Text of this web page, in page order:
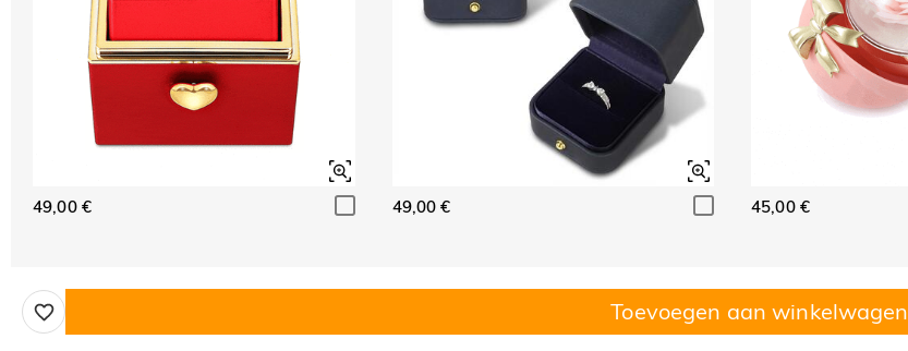
49,00 € 49,00 € 45,00 €
Toevoegen aan winkelwagen